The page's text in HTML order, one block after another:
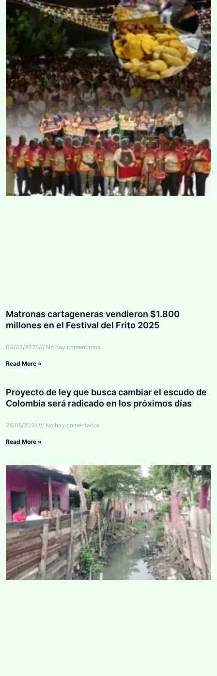
Matronas cartageneras vendieron $1.800
millones en el Festival del Frito 2025
03/02/2025 No hay comentarios
Read More »
Proyecto de ley que busca cambiar el escudo de
Colombia será radicado en los próximos días
28/08/2024 No hay comentarios
Read More »